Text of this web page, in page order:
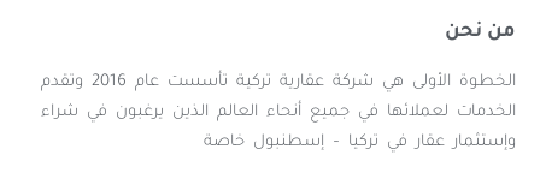
من نحن
الخطوة الأولى هي شركة عقارية تركية تأسست عام 2016 وتقدم
الخدمات لعملائها في جميع أنحاء العالم الذين يرغبون في شراء
وإستثمار عقار في تركيا – إسطنبول خاصة